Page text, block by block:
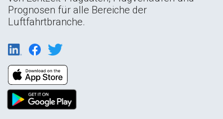
Prognosen für alle Bereiche der
Luftfahrtbranche.